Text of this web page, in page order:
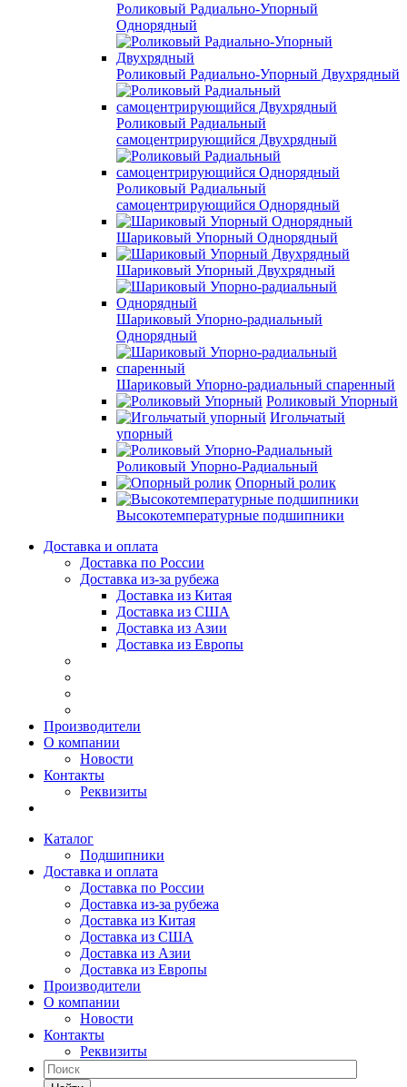
Роликовый Радиально-Упорный
Однорядный
Роликовый Радиально-Упорный Двухрядный
Роликовый Радиальный
самоцентрирующийся Двухрядный
Роликовый Радиальный
самоцентрирующийся Однорядный
Шариковый Упорный Однорядный
Шариковый Упорный Двухрядный
Шариковый Упорно-радиальный
Однорядный
Шариковый Упорно-радиальный спаренный
Роликовый Упорный
Игольчатый
упорный
Роликовый Упорно-Радиальный
Опорный ролик
Высокотемпературные подшипники
Доставка и оплата
Доставка по России
Доставка из-за рубежа
Доставка из Китая
Доставка из США
Доставка из Азии
Доставка из Европы
Производители
О компании
Новости
Контакты
Реквизиты
Каталог
Подшипники
Доставка и оплата
Доставка по России
Доставка из-за рубежа
Доставка из Китая
Доставка из США
Доставка из Азии
Доставка из Европы
Производители
О компании
Новости
Контакты
Реквизиты